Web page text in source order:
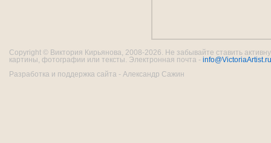
Copyright © Виктория Кирьянова, 2008-2026. Не забывайте ставить
картины, фотографии или тексты. Электронная почта - info@VictoriaArtist.ru
Разработка и поддержка сайта - Александр Сажин